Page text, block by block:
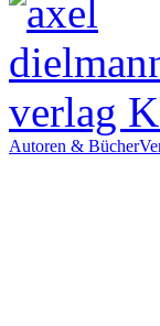
Autoren & Bücher